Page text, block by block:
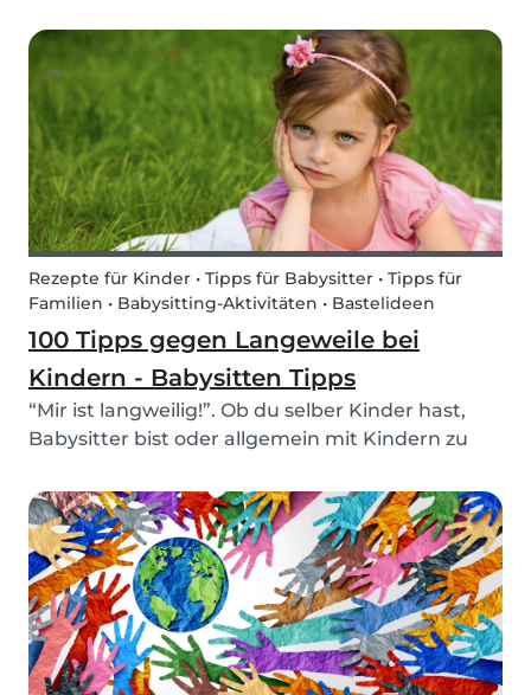
Stimmung und Spaß zu begrüßen. Kennen
deine Kinder die vier Jahreszeiten und wissen
sie, warum es sie gibt? Um d...
Rezepte für Kinder • Tipps für Babysitter • Tipps für
Familien • Babysitting-Aktivitäten • Bastelideen
100 Tipps gegen Langeweile bei
Kindern - Babysitten Tipps
“Mir ist langweilig!”. Ob du selber Kinder hast,
Babysitter bist oder allgemein mit Kindern zu
Langeweile bei Kindern. Aber was kann man am
besten gegen diese Langeweile tun? Wir haben
100 Idee...